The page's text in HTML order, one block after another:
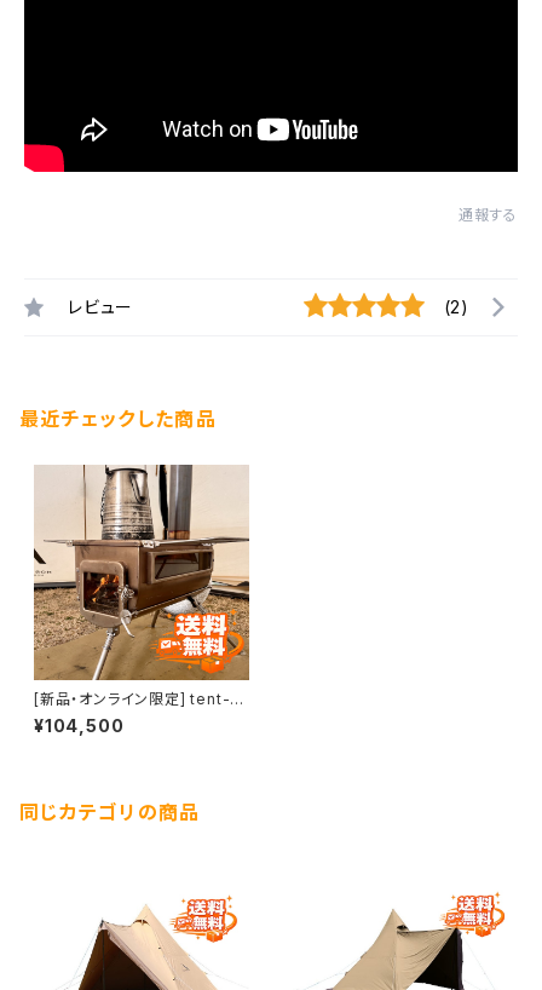
通報する
レビュー (2)
最近チェックした商品
[新品・オンライン限定] tent-M
ark DESIGNS ウッド ストーブ
サイドビュー アウトサイドエアＬ
¥104,500
同じカテゴリの商品